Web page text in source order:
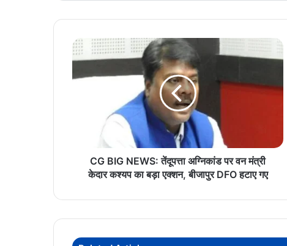
CG
BIG
तेंदूपत्ता
एक्शन,
हटाए
CG BIG NEWS: तेंदूपत्ता अग्निकांड पर वन मंत्री
केदार कश्यप का बड़ा एक्शन, बीजापुर DFO हटाए गए